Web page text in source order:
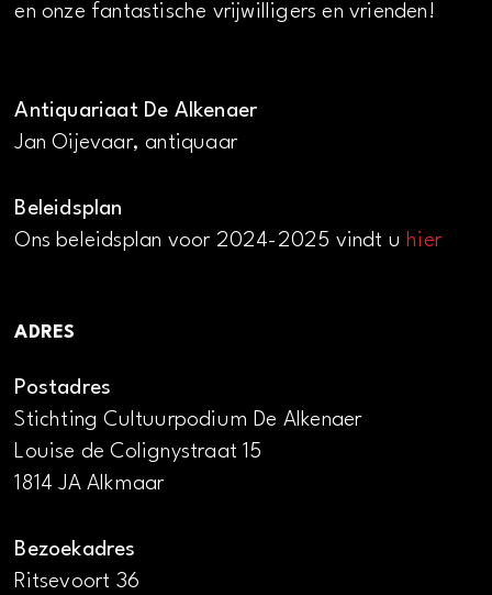
en onze fantastische vrijwilligers en vrienden!
Antiquariaat De Alkenaer
Jan Oijevaar, antiquaar
Beleidsplan
Ons beleidsplan voor 2024-2025 vindt uhier
ADRES
Postadres
Stichting Cultuurpodium De Alkenaer
Louise de Colignystraat 15
1814 JA Alkmaar
Bezoekadres
Ritsevoort 36